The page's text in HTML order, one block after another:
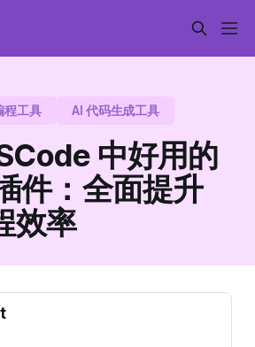
程工具 AI 代码生成工具
中好用的
件：全面提升
效率